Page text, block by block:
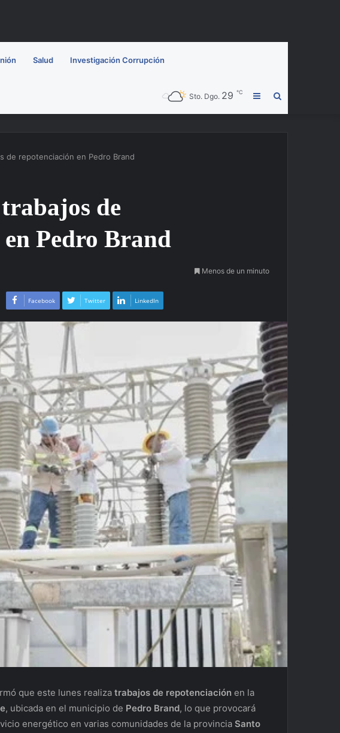
Salud Investigación Corrupción
Barra
Sto. Dgo. 29 ℃
de repotenciación en Pedro Brand
de
Pedro Brand
Menos de un minuto
Facebook Twitter LinkedIn
que este lunes realiza trabajos de repotenciación en la
, ubicada en el municipio de Pedro Brand, lo que provocará
energético en varias comunidades de la provincia Santo